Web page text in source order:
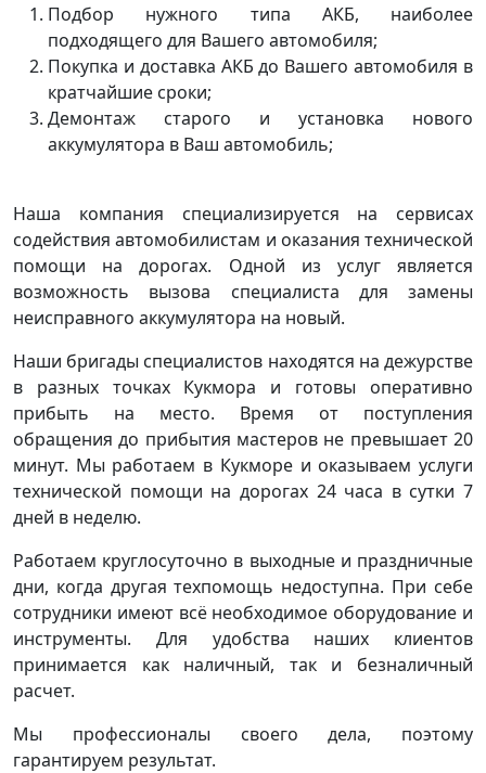
Подбор нужного типа АКБ, наиболее
подходящего для Вашего автомобиля;
Покупка и доставка АКБ до Вашего автомобиля в
кратчайшие сроки;
Демонтаж старого и установка нового
аккумулятора в Ваш автомобиль;
Наша компания специализируется на сервисах
содействия автомобилистам и оказания технической
помощи на дорогах. Одной из услуг является
возможность вызова специалиста для замены
неисправного аккумулятора на новый.
Наши бригады специалистов находятся на дежурстве
в разных точках Кукмора и готовы оперативно
прибыть на место. Время от поступления
обращения до прибытия мастеров не превышает 20
минут. Мы работаем в Кукморе и оказываем услуги
технической помощи на дорогах 24 часа в сутки 7
дней в неделю.
Работаем круглосуточно в выходные и праздничные
дни, когда другая техпомощь недоступна. При себе
сотрудники имеют всё необходимое оборудование и
инструменты. Для удобства наших клиентов
принимается как наличный, так и безналичный
расчет.
Мы профессионалы своего дела, поэтому
гарантируем результат.